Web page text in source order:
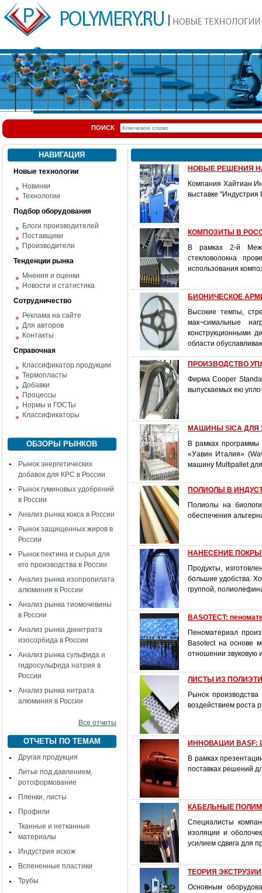
ПОИСК
НАВИГАЦИЯ
Новые технологии
Новинки
Технологии
Подбор оборудования
Блоги производителей
Поставщики
Производители
Тенденции рынка
Мнения и оценки
Новости и статистика
Сотрудничество
Реклама на сайте
Для авторов
Контакты
Справочная
Классификатор продукции
Термопласты
Добавки
Процессы
Нормы и ГОСТы
Классификаторы
ОБЗОРЫ РЫНКОВ
Рынок энергетических
добавок для КРС в России
Рынок гуминовых удобрений
в России
Анализ рынка кокса в России
Рынок защищенных жиров в
России
Рынок пектина и сырья для
его производства в России
Анализ рынка изопропилата
алюминия в России
Анализ рынка тиомочевины
в России
Анализ рынка динитрата
изосорбида в России
Анализ рынка сульфида и
гидросульфида натрия в
России
Анализ рынка нитрата
алюминия в России
Все отчеты
ОТЧЕТЫ ПО ТЕМАМ
Другая продукция
Литье под давлением,
ротоформование
Пленки, листы
Профили
Тканные и нетканные
материалы
Индустрия искож
Вспененные пластики
Трубы
НОВЫЕ РЕШЕНИЯ
Компания Хайтиан
выставке
КОМПОЗИТЫ В
В рамках 2-й
стекловолокна
использования
БИОНИЧЕСКОЕ
Высокие темпы,
мак¬симальные
конструкционными
области
ПРОИЗВОДСТВО
Фирма Cooper
выпускаемых ею
МАШИНЫ SICA ДЛЯ
В рамках программы
«Уавин Италия»
машину Multipallet для
ПОЛИОЛЫ В
Полиолы на
обеспечения
НАНЕСЕНИЕ
Продукты,
большие удобства.
группой,
BASOTECT:
Пеноматериал
Basotect на основе
отношении звуковую
ЛИСТЫ ИЗ
Рынок
воздействием роста
ИННОВАЦИИ BASF:
В рамках
поставках решений
КАБЕЛЬНЫЕ
Специалисты
изоляции и
усилием сдвига для
ТЕОРИЯ ЭКСТРУЗИИ:
Основным